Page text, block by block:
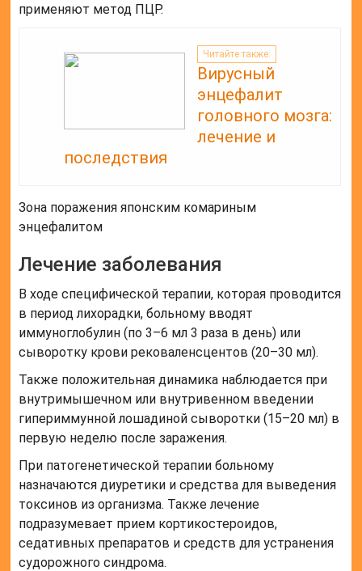
применяют метод ПЦР.
Читайте также:
Вирусный
энцефалит
головного мозга:
лечение и
последствия
Зона поражения японским комариным
энцефалитом
Лечение заболевания
В ходе специфической терапии, которая проводится
в период лихорадки, больному вводят
иммуноглобулин (по 3–6 мл 3 раза в день) или
сыворотку крови рековаленсцентов (20–30 мл).
Также положительная динамика наблюдается при
внутримышечном или внутривенном введении
гипериммунной лошадиной сыворотки (15–20 мл) в
первую неделю после заражения.
При патогенетической терапии больному
назначаются диуретики и средства для выведения
токсинов из организма. Также лечение
подразумевает прием кортикостероидов,
седативных препаратов и средств для устранения
судорожного синдрома.